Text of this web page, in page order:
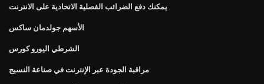
يمكنك دفع الضرائب الفصلية الاتحادية على الانترنت
الأسهم جولدمان ساكس
الشرطي اليورو كورس
مراقبة الجودة عبر الإنترنت في صناعة النسيج